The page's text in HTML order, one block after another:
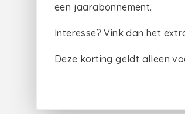
een jaarabonnement.
Interesse? Vink dan het
Deze korting geldt alleen